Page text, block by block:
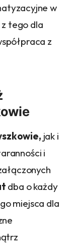
w
z tego dla
z
jak i
i
dba o każdy
miejsca dla